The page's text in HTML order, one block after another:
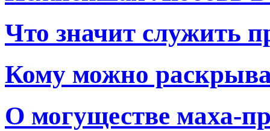
Что значит служить
Кому можно
О могуществе маха-